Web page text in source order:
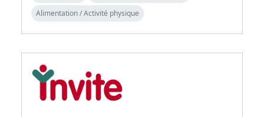
Alimentation / Activité physique